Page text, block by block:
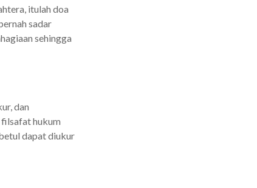
itulah doa
sadar
sehingga
dan
filsafat hukum
dapat diukur